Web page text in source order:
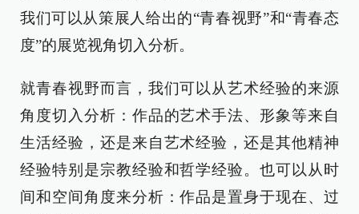
我们可以从策展人给出的“青春视野”和“青春态
度”的展览视角切入分析。
就青春视野而言，我们可以从艺术经验的来源
角度切入分析：作品的艺术手法、形象等来自
生活经验，还是来自艺术经验，还是其他精神
经验特别是宗教经验和哲学经验。也可以从时
间和空间角度来分析：作品是置身于现在、过